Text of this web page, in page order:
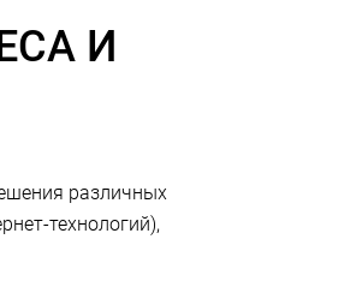
И
различных
технологий),